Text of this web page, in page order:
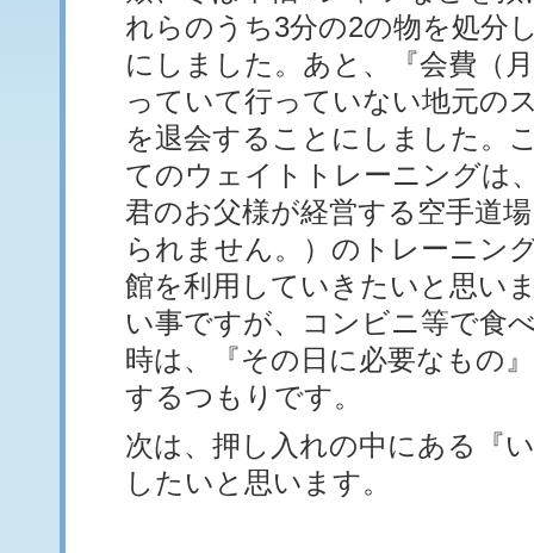
れらのうち3分の2の物を処分
にしました。あと、『会費（
っていて行っていない地元の
を退会することにしました。
てのウェイトトレーニングは
君のお父様が経営する空手道
られません。）のトレーニン
館を利用していきたいと思い
い事ですが、コンビニ等で食
時は、『その日に必要なもの
するつもりです。
次は、押し入れの中にある『
したいと思います。